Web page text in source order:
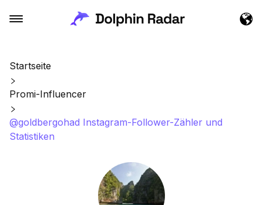
Startseite
Promi-Influencer
@goldbergohad Instagram-Follower-Zähler und
Statistiken